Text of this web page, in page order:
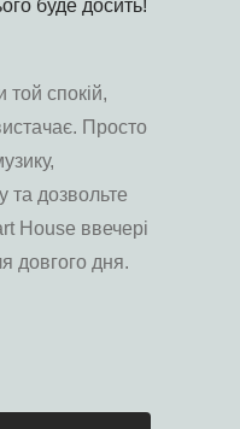
буде досить!
той спокій,
Просто
та дозвольте
House ввечері
довгого дня.